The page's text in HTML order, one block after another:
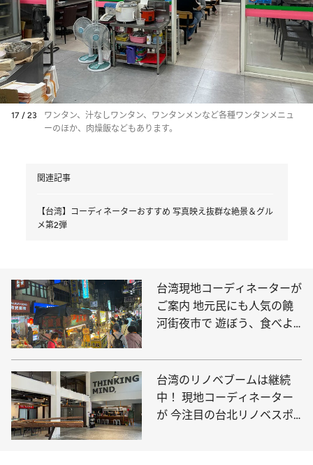
17 / 23
ワンタン、汁なしワンタン、ワンタンメンなど各種ワンタンメニュ
ーのほか、肉燥飯などもあります。
関連記事
【台湾】コーディネーターおすすめ 写真映え抜群な絶景＆グル
メ第2弾
台湾現地コーディネーターが
ご案内 地元民にも人気の饒
河街夜市で 遊ぼう、食べよ
台湾のリノベブームは継続
中！ 現地コーディネーター
が 今注目の台北リノベスポ